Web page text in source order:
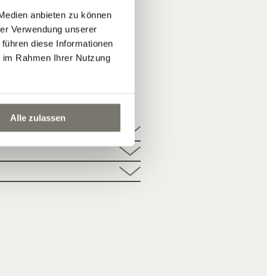
anbieten zu können
Verwendung unserer
diese Informationen
Rahmen Ihrer Nutzung
Alle zulassen